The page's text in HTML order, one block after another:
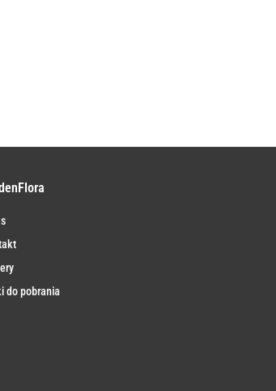
do pobrania